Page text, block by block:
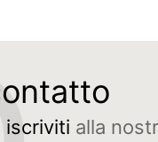
iscriviti alla